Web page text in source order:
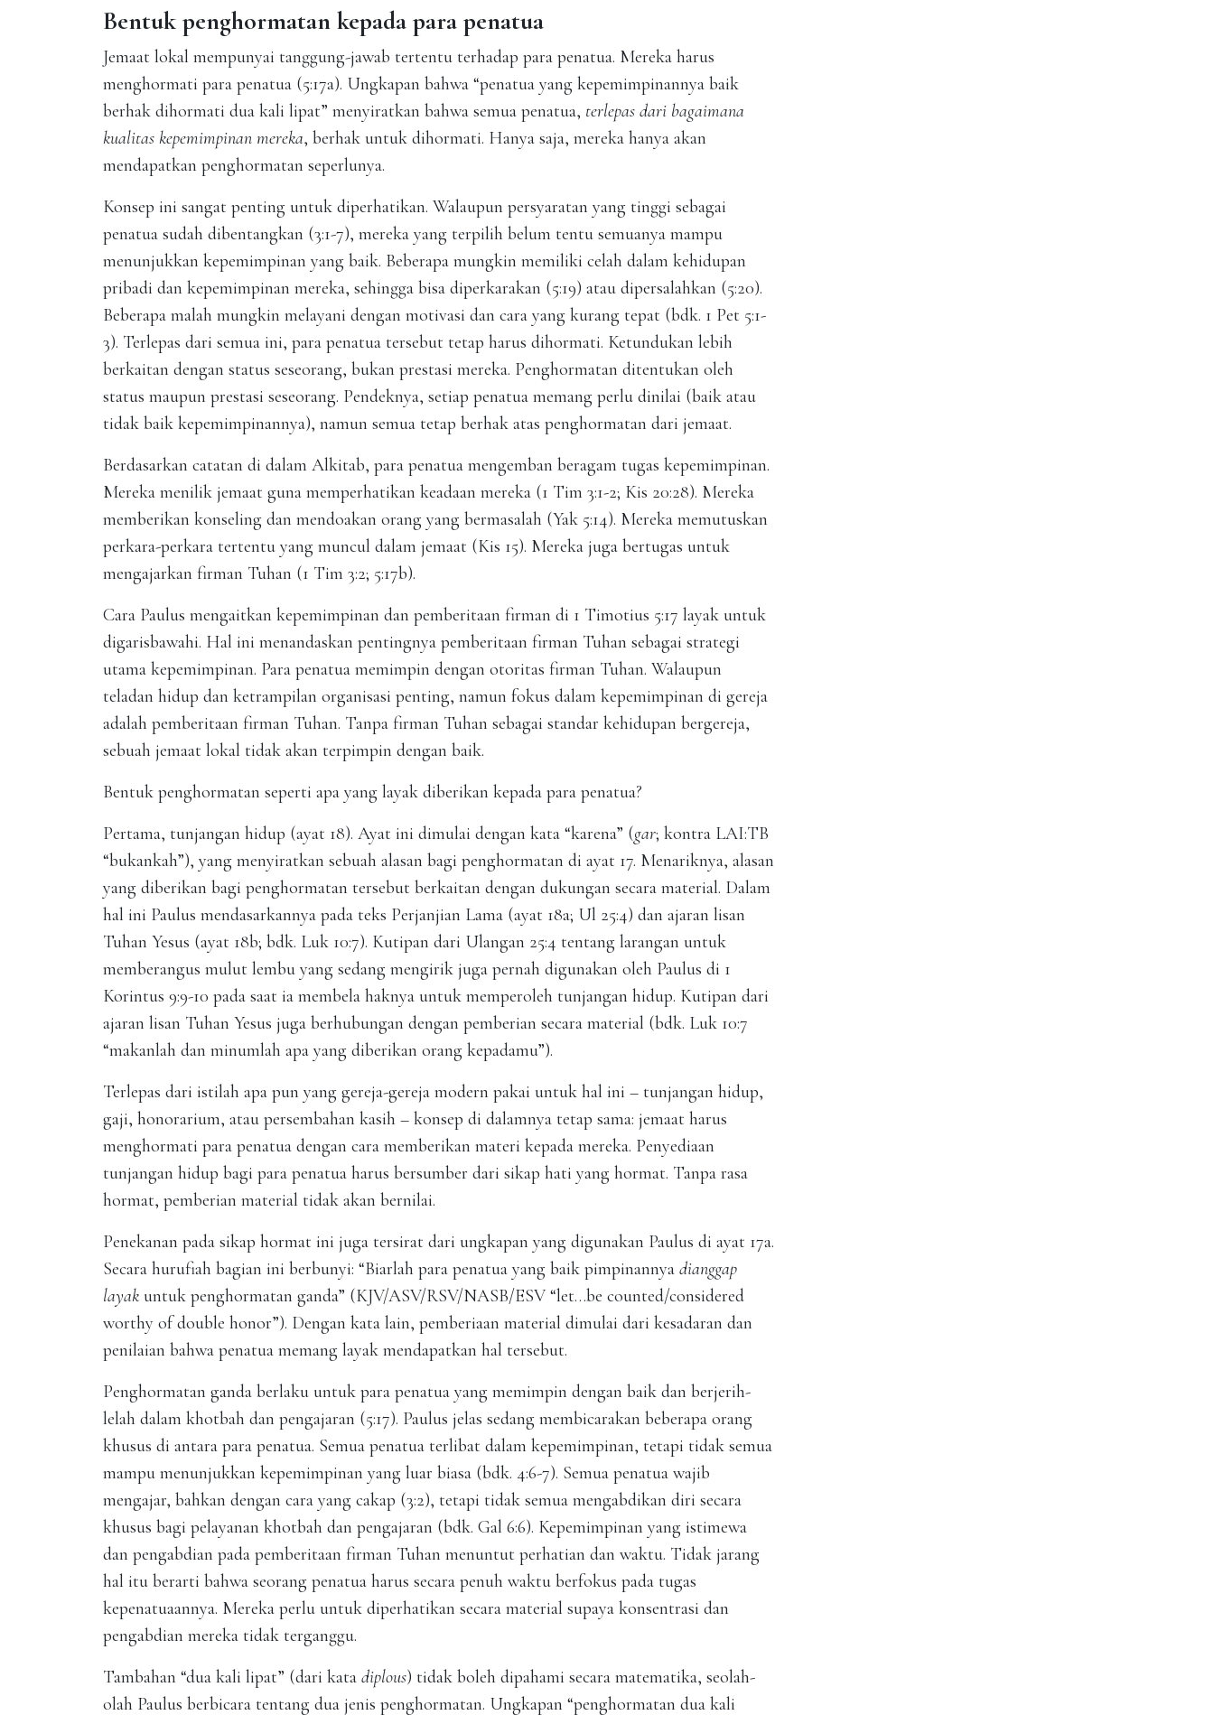
Bentuk penghormatan kepada para penatua
Jemaat lokal mempunyai tanggung-jawab tertentu terhadap para penatua. Mereka harus
menghormati para penatua (5:17a). Ungkapan bahwa “penatua yang kepemimpinannya baik
berhak dihormati dua kali lipat” menyiratkan bahwa semua penatua, terlepas dari bagaimana
kualitas kepemimpinan mereka, berhak untuk dihormati. Hanya saja, mereka hanya akan
mendapatkan penghormatan seperlunya.
Konsep ini sangat penting untuk diperhatikan. Walaupun persyaratan yang tinggi sebagai
penatua sudah dibentangkan (3:1-7), mereka yang terpilih belum tentu semuanya mampu
menunjukkan kepemimpinan yang baik. Beberapa mungkin memiliki celah dalam kehidupan
pribadi dan kepemimpinan mereka, sehingga bisa diperkarakan (5:19) atau dipersalahkan (5:20).
Beberapa malah mungkin melayani dengan motivasi dan cara yang kurang tepat (bdk. 1 Pet 5:1-
3). Terlepas dari semua ini, para penatua tersebut tetap harus dihormati. Ketundukan lebih
berkaitan dengan status seseorang, bukan prestasi mereka. Penghormatan ditentukan oleh
status maupun prestasi seseorang. Pendeknya, setiap penatua memang perlu dinilai (baik atau
tidak baik kepemimpinannya), namun semua tetap berhak atas penghormatan dari jemaat.
Berdasarkan catatan di dalam Alkitab, para penatua mengemban beragam tugas kepemimpinan.
Mereka menilik jemaat guna memperhatikan keadaan mereka (1 Tim 3:1-2; Kis 20:28). Mereka
memberikan konseling dan mendoakan orang yang bermasalah (Yak 5:14). Mereka memutuskan
perkara-perkara tertentu yang muncul dalam jemaat (Kis 15). Mereka juga bertugas untuk
mengajarkan firman Tuhan (1 Tim 3:2; 5:17b).
Cara Paulus mengaitkan kepemimpinan dan pemberitaan firman di 1 Timotius 5:17 layak untuk
digarisbawahi. Hal ini menandaskan pentingnya pemberitaan firman Tuhan sebagai strategi
utama kepemimpinan. Para penatua memimpin dengan otoritas firman Tuhan. Walaupun
teladan hidup dan ketrampilan organisasi penting, namun fokus dalam kepemimpinan di gereja
adalah pemberitaan firman Tuhan. Tanpa firman Tuhan sebagai standar kehidupan bergereja,
sebuah jemaat lokal tidak akan terpimpin dengan baik.
Bentuk penghormatan seperti apa yang layak diberikan kepada para penatua?
Pertama, tunjangan hidup (ayat 18). Ayat ini dimulai dengan kata “karena” (gar; kontra LAI:TB
“bukankah”), yang menyiratkan sebuah alasan bagi penghormatan di ayat 17. Menariknya, alasan
yang diberikan bagi penghormatan tersebut berkaitan dengan dukungan secara material. Dalam
hal ini Paulus mendasarkannya pada teks Perjanjian Lama (ayat 18a; Ul 25:4) dan ajaran lisan
Tuhan Yesus (ayat 18b; bdk. Luk 10:7). Kutipan dari Ulangan 25:4 tentang larangan untuk
memberangus mulut lembu yang sedang mengirik juga pernah digunakan oleh Paulus di 1
Korintus 9:9-10 pada saat ia membela haknya untuk memperoleh tunjangan hidup. Kutipan dari
ajaran lisan Tuhan Yesus juga berhubungan dengan pemberian secara material (bdk. Luk 10:7
“makanlah dan minumlah apa yang diberikan orang kepadamu”).
Terlepas dari istilah apa pun yang gereja-gereja modern pakai untuk hal ini – tunjangan hidup,
gaji, honorarium, atau persembahan kasih – konsep di dalamnya tetap sama: jemaat harus
menghormati para penatua dengan cara memberikan materi kepada mereka. Penyediaan
tunjangan hidup bagi para penatua harus bersumber dari sikap hati yang hormat. Tanpa rasa
hormat, pemberian material tidak akan bernilai.
Penekanan pada sikap hormat ini juga tersirat dari ungkapan yang digunakan Paulus di ayat 17a.
Secara hurufiah bagian ini berbunyi: “Biarlah para penatua yang baik pimpinannya dianggap
layak untuk penghormatan ganda” (KJV/ASV/RSV/NASB/ESV “let…be counted/considered
worthy of double honor”). Dengan kata lain, pemberiaan material dimulai dari kesadaran dan
penilaian bahwa penatua memang layak mendapatkan hal tersebut.
Penghormatan ganda berlaku untuk para penatua yang memimpin dengan baik dan berjerih-
lelah dalam khotbah dan pengajaran (5:17). Paulus jelas sedang membicarakan beberapa orang
khusus di antara para penatua. Semua penatua terlibat dalam kepemimpinan, tetapi tidak semua
mampu menunjukkan kepemimpinan yang luar biasa (bdk. 4:6-7). Semua penatua wajib
mengajar, bahkan dengan cara yang cakap (3:2), tetapi tidak semua mengabdikan diri secara
khusus bagi pelayanan khotbah dan pengajaran (bdk. Gal 6:6). Kepemimpinan yang istimewa
dan pengabdian pada pemberitaan firman Tuhan menuntut perhatian dan waktu. Tidak jarang
hal itu berarti bahwa seorang penatua harus secara penuh waktu berfokus pada tugas
kepenatuaannya. Mereka perlu untuk diperhatikan secara material supaya konsentrasi dan
pengabdian mereka tidak terganggu.
Tambahan “dua kali lipat” (dari kata diplous) tidak boleh dipahami secara matematika, seolah-
olah Paulus berbicara tentang dua jenis penghormatan. Ungkapan “penghormatan dua kali